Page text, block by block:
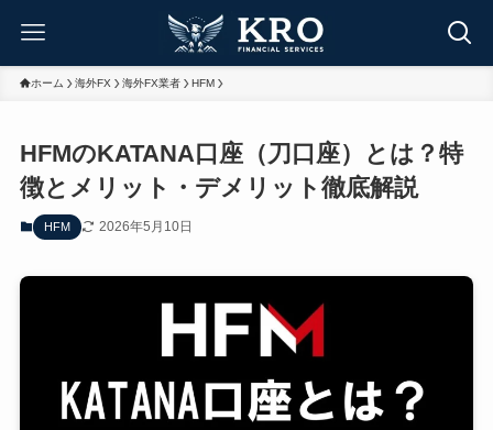
ホーム 海外FX 海外FX業者 HFM
HFMのKATANA口座（刀口座）とは？特
徴とメリット・デメリット徹底解説
HFM 2026年5月10日